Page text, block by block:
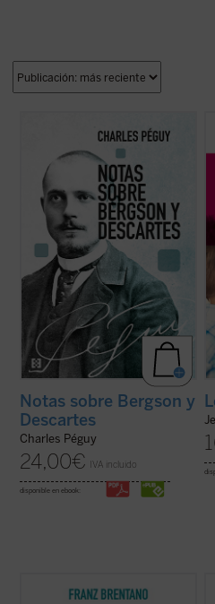
Charles Péguy antes de su muerte trágica
en el frente de la Primera Guerra Mundial:
Nota sobre Henri Bergson y la filosofía
bergsoniana
Nota conjunta sobre
Descartes y la filosofía ...(ver ficha)
Notas sobre Bergson y
Descartes
Charles Péguy
24,00€ IVA incluido
disponible en ebook:
¡Abajo los prejuicios! , Brentano defiende
con inusitado vigor la posibilidad de una